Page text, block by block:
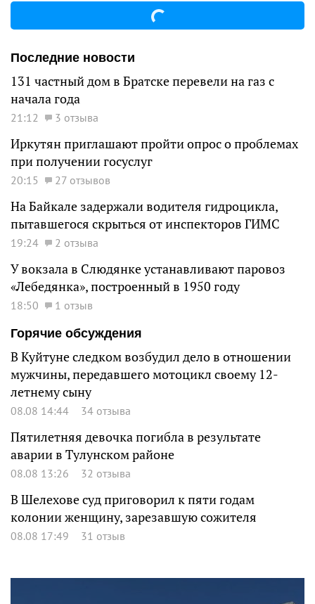
Последние новости
131 частный дом в Братске перевели на газ с
начала года
21:12 3 отзыва
Иркутян приглашают пройти опрос о проблемах
при получении госуслуг
20:15 27 отзывов
На Байкале задержали водителя гидроцикла,
пытавшегося скрыться от инспекторов ГИМС
19:24 2 отзыва
У вокзала в Слюдянке устанавливают паровоз
«Лебедянка», построенный в 1950 году
18:50
1 отзыв
Горячие обсуждения
В Куйтуне следком возбудил дело в отношении
мужчины, передавшего мотоцикл своему 12-
летнему сыну
08.08 14:44 34 отзыва
Пятилетняя девочка погибла в результате
аварии в Тулунском районе
08.08 13:26 32 отзыва
В Шелехове суд приговорил к пяти годам
колонии женщину, зарезавшую сожителя
08.08 17:49 31 отзыв